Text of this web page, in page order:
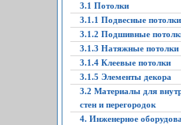
3.1 Потолки
3.1.1 Подвесные потолки
3.1.2 Подшивные
3.1.3 Натяжные потолки
3.1.4 Клеевые потолки
3.1.5 Элементы декора
3.2 Материалы для
стен и перегородок
4. Инженерное